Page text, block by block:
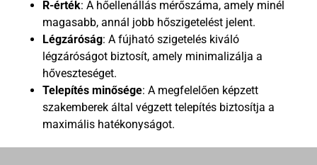
R-érték: A hőellenállás mérőszáma, amely minél
magasabb, annál jobb hőszigetelést jelent.
Légzáróság: A fújható szigetelés kiváló
légzáróságot biztosít, amely minimalizálja a
hőveszteséget.
Telepítés minősége: A megfelelően képzett
szakemberek által végzett telepítés biztosítja a
maximális hatékonyságot.